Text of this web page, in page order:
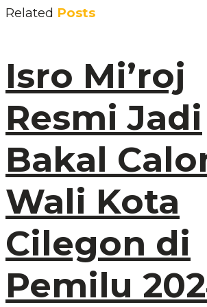
Related Posts
Isro Mi’roj
Resmi Jadi
Bakal
Wali Kota
Cilegon di
Pemilu